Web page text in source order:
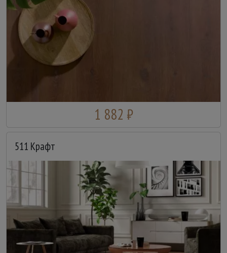
1 882 ₽
511 Крафт